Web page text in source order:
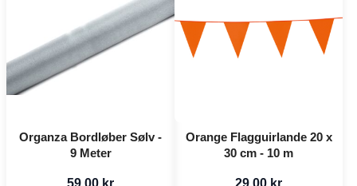
Organza Bordløber Sølv -
9 Meter
59,00 kr
Orange Flagguirlande 20 x
30 cm - 10 m
29,00 kr